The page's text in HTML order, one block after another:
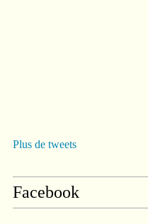
Plus de tweets
Facebook